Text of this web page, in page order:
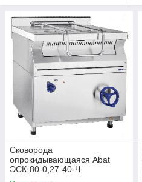
Сковорода
опрокидывающаяся Abat
ЭСК-80-0,27-40-Ч
(21000002806)